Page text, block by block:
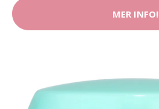
MER INFO!